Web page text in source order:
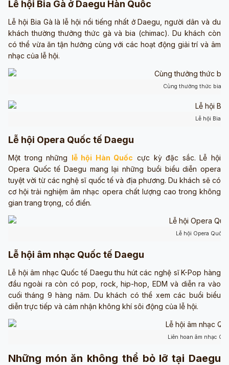
Lễ hội Bia Gà ở Daegu Hàn Quốc
Lễ hội Bia Gà là lễ hội nổi tiếng nhất ở Daegu, người dân và du
khách thường thưởng thức gà và bia (chimac). Du khách còn
có thể vừa ăn tận hưởng cùng với các hoạt động giải trí và âm
nhạc của lễ hội.
Cùng thưởng thức bia
Lễ hội Bia
Lễ hội Opera Quốc tế Daegu
Một trong những lễ hội Hàn Quốc cực kỳ đặc sắc. Lễ hội
Opera Quốc tế Daegu mang lại những buổi biểu diễn opera
tuyệt vời từ các nghệ sĩ quốc tế và địa phương. Du khách sẽ có
cơ hội trải nghiệm âm nhạc opera chất lượng cao trong không
gian trang trọng, cổ điển.
Lễ hội Opera Quốc
Lễ hội âm nhạc Quốc tế Daegu
Lễ hội âm nhạc Quốc tế Daegu thu hút các nghệ sĩ K-Pop hàng
đầu ngoài ra còn có pop, rock, hip-hop, EDM và diễn ra vào
cuối tháng 9 hàng năm. Du khách có thể xem các buổi biểu
diễn trực tiếp và cảm nhận không khí sôi động của lễ hội.
Liên hoan âm nhạc
Những món ăn không thể bỏ lỡ tại Daegu